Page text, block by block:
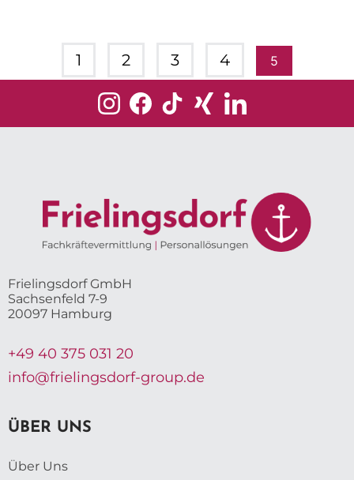
1 2 3 4 5
Frielingsdorf GmbH
Sachsenfeld 7-9
20097 Hamburg
+49 40 375 031 20
info@frielingsdorf-group.de
ÜBER UNS
Über Uns